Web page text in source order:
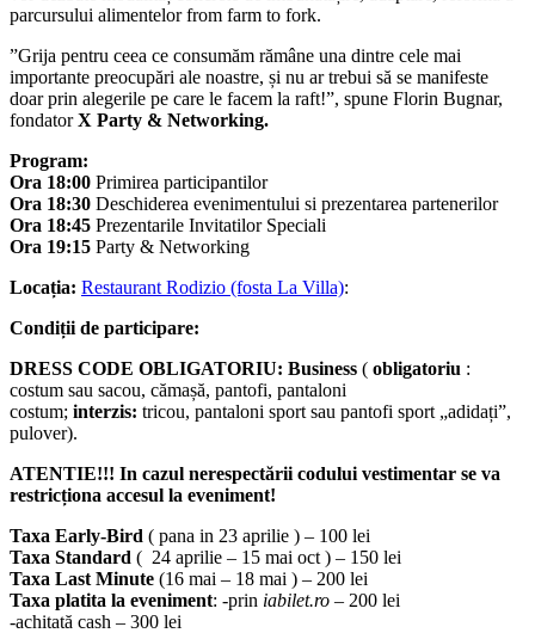
parcursului alimentelor from farm to fork.
”Grija pentru ceea ce consumăm rămâne una dintre cele mai
importante preocupări ale noastre, și nu ar trebui să se manifeste
doar prin alegerile pe care le facem la raft!”, spune Florin Bugnar,
fondatorX Party & Networking.
Program:
Ora 18:00 Primirea pa­­­­­rticipantilor
Ora 18:30 Deschiderea evenimentului si pr­­­­­ezentarea pa­r­tenerilor
Ora 18:45 Prezentarile Invitatilor Speciali
Ora 19:15 Party & Net­­­­­working
Locația: Restaurant Rodizio (fosta La Villa):
Condiții de participare:
DRESS CODE OBLIGATORIU: Business ( obligatoriu :
costum sau sacou, cămașă, pantofi, pantaloni
costum; interzis: tricou, pantaloni sport sau pantofi sport „adidați”,
pulover).
ATENTIE!!! In cazul nerespectării codului vestimentar se va
restricționa accesul la eveniment!
Taxa Early-Bird ( pana in 23 aprilie ) – 100 lei
Taxa Standard ( 24 aprilie – 15 mai oct ) – 150 lei
Taxa Last Minute (16 mai – 18 mai ) – 200 lei
Taxa platita la eveniment: -prin iabilet.ro – 200 lei
-achitată cash – 300 lei